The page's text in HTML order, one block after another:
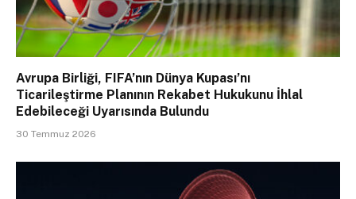
Avrupa Birliği, FIFA’nın Dünya Kupası’nı
Ticarileştirme Planının Rekabet Hukukunu İhlal
Edebileceği Uyarısında Bulundu
30 Temmuz 2026